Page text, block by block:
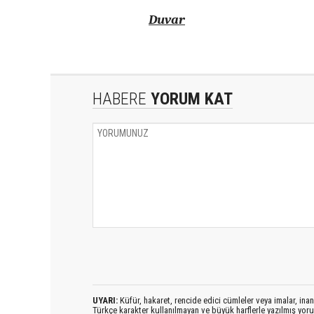
Duvar
HABERE YORUM KAT
UYARI: Küfür, hakaret, rencide edici cümleler veya imalar,
Türkçe karakter kullanılmayan ve büyük harflerle yazılmış